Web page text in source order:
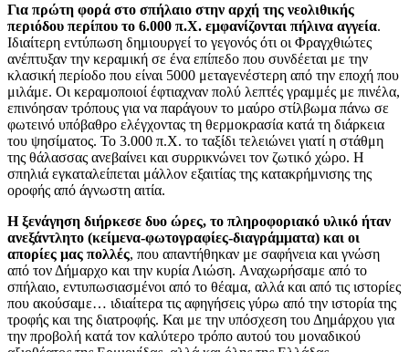
Για πρώτη φορά στο σπήλαιο στην αρχή της νεολιθικής
περιόδου περίπου το 6.000 π.Χ. εμφανίζονται πήλινα αγγεία.
Ιδιαίτερη εντύπωση δημιουργεί το γεγονός ότι οι Φραγχθιώτες
ανέπτυξαν την κεραμική σε ένα επίπεδο που συνδέεται με την
κλασική περίοδο που είναι 5000 μεταγενέστερη από την εποχή που
μιλάμε. Οι κεραμοποιοί έφτιαχναν πολύ λεπτές γραμμές με πινέλα,
επινόησαν τρόπους για να παράγουν το μαύρο στίλβωμα πάνω σε
φωτεινό υπόβαθρο ελέγχοντας τη θερμοκρασία κατά τη διάρκεια
του ψησίματος. Το 3.000 π.Χ. το ταξίδι τελειώνει γιατί η στάθμη
της θάλασσας ανεβαίνει και συρρικνώνει τον ζωτικό χώρο. Η
σπηλιά εγκαταλείπεται μάλλον εξαιτίας της κατακρήμνισης της
οροφής από άγνωστη αιτία.
Η ξενάγηση διήρκεσε δυο ώρες, το πληροφοριακό υλικό ήταν
ανεξάντλητο (κείμενα-φωτογραφίες-διαγράμματα) και οι
απορίες μας πολλές, που απαντήθηκαν με σαφήνεια και γνώση
από τον Δήμαρχο και την κυρία Λιώση. Aναχωρήσαμε από το
σπήλαιο, εντυπωσιασμένοι από το θέαμα, αλλά και από τις ιστορίες
που ακούσαμε… ιδιαίτερα τις αφηγήσεις γύρω από την ιστορία της
τροφής και της διατροφής. Και με την υπόσχεση του Δημάρχου για
την προβολή κατά τον καλύτερο τρόπο αυτού του μοναδικού